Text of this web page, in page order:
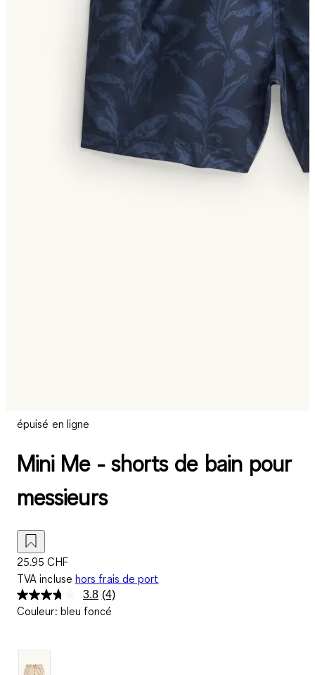
épuisé en ligne
Mini Me - shorts de bain pour
messieurs
25.95 CHF
TVA incluse hors frais de port
3.8 Lire
4
(4)
Couleur: bleu foncé